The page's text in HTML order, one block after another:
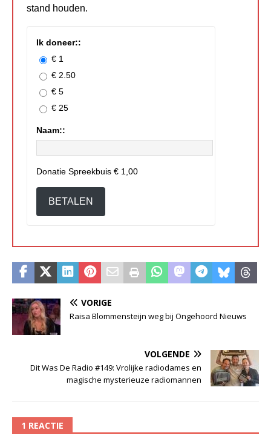
stand houden.
Ik doneer::
€ 1
€ 2.50
€ 5
€ 25
Naam::
Donatie Spreekbuis € 1,00
BETALEN
VORIGE
Raisa Blommensteijn weg bij Ongehoord Nieuws
VOLGENDE
Dit Was De Radio #149: Vrolijke radiodames en
magische mysterieuze radiomannen
1 REACTIE